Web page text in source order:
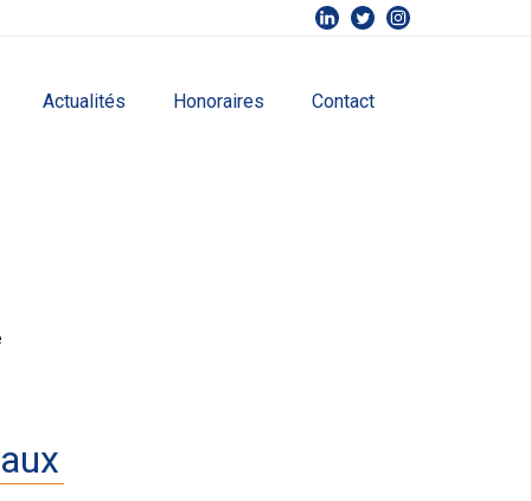
Actualités Honoraires Contact